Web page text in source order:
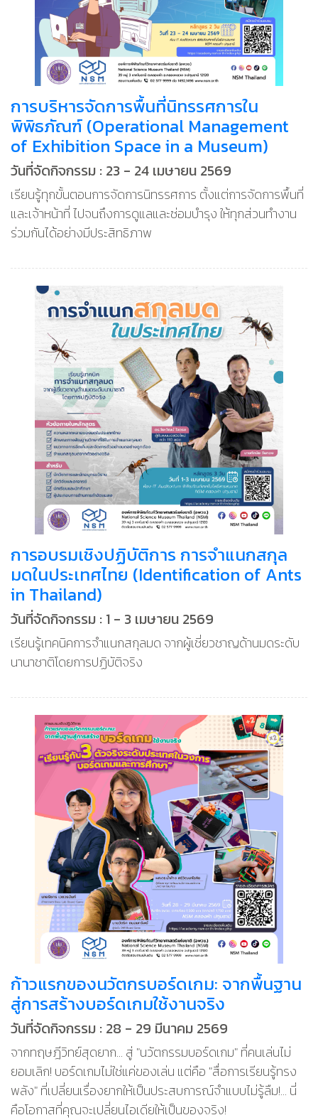
การบริหารจัดการพื้นที่นิทรรศการใน
พิพิธภัณฑ์ (Operational Management
of Exhibition Space in a Museum)
วันที่จัดกิจกรรม : 23 - 24 เมษายน 2569
เรียนรู้ทุกขั้นตอนการจัดการนิทรรศการ ตั้งแต่การจัดการพื้นที่
และเจ้าหน้าที่ ไปจนถึงการดูแลและซ่อมบำรุง ให้ทุกส่วนทำงาน
ร่วมกันได้อย่างมีประสิทธิภาพ
การอบรมเชิงปฏิบัติการ การจำแนกสกุล
มดในประเทศไทย (Identification of Ants
in Thailand)
วันที่จัดกิจกรรม : 1 - 3 เมษายน 2569
เรียนรู้เทคนิคการจำแนกสกุลมด จากผู้เชี่ยวชาญด้านมดระดับ
นานาชาติโดยการปฏิบัติจริง
ก้าวแรกของนวัตกรบอร์ดเกม: จากพื้นฐาน
สู่การสร้างบอร์ดเกมใช้งานจริง
วันที่จัดกิจกรรม : 28 - 29 มีนาคม 2569
จากทฤษฎีวิทย์สุดยาก... สู่ "นวัตกรรมบอร์ดเกม" ที่คนเล่นไม่
ยอมเลิก! บอร์ดเกมไม่ใช่แค่ของเล่น แต่คือ "สื่อการเรียนรู้ทรง
พลัง" ที่เปลี่ยนเรื่องยากให้เป็นประสบการณ์จำแบบไม่รู้ลืม!... นี่
คือโอกาสที่คุณจะเปลี่ยนไอเดียให้เป็นของจริง!